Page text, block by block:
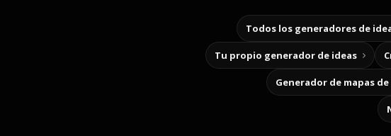
Todos los generadores de
Tu propio generador de ideas
Generador de mapas